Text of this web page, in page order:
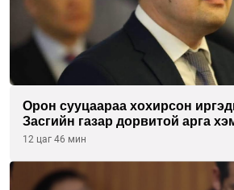
Орон сууцаараа хохирсон
Засгийн газар дорвитой арга
12 цаг 46 мин